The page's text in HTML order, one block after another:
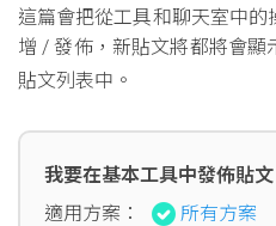
這篇會把從工具和聊天室中
增 / 發佈，新貼文將都將會顯
貼文列表中。
我要在基本工具中發佈貼文
適用方案：
所有方案